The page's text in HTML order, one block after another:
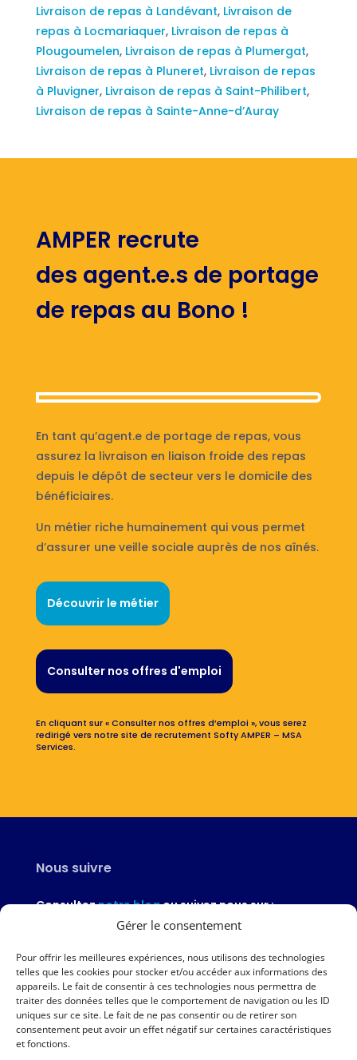
Gérer le consentement
Pour offrir les meilleures expériences, nous utilisons des technologies
telles que les cookies pour stocker et/ou accéder aux informations des
appareils. Le fait de consentir à ces technologies nous permettra de
traiter des données telles que le comportement de navigation ou les ID
uniques sur ce site. Le fait de ne pas consentir ou de retirer son
consentement peut avoir un effet négatif sur certaines caractéristiques
et fonctions.
Livraison de repas à Landévant, Livraison de
repas à Locmariaquer, Livraison de repas à
Plougoumelen, Livraison de repas à Plumergat,
Livraison de repas à Pluneret, Livraison de repas
à Pluvigner, Livraison de repas à Saint-Philibert,
Livraison de repas à Sainte-Anne-d’Auray
AMPER recrute
des agent.e.s de portage
de repas au Bono !
En tant qu’agent.e de portage de repas, vous
assurez la livraison en liaison froide des repas
depuis le dépôt de secteur vers le domicile des
bénéficiaires.
Un métier riche humainement qui vous permet
d’assurer une veille sociale auprès de nos aînés.
Découvrir le métier
Consulter nos offres d'emploi
En cliquant sur « Consulter nos offres d’emploi », vous serez
redirigé vers notre site de recrutement Softy AMPER – MSA
Services.
Nous suivre
Consulteznotre blogou suivez nous sur :
Nous contacter
02 97 46 51 97